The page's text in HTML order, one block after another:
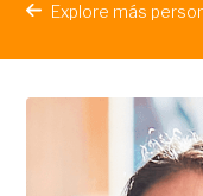
Explore más